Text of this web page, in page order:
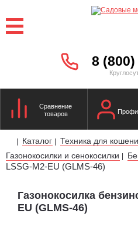
8
Сравнение
товаров
| Каталог | Техника для
Газонокосилки и сенокосилки |
LSSG-M2-EU (GLMS-46)
Газонокосилка
EU (GLMS-46)